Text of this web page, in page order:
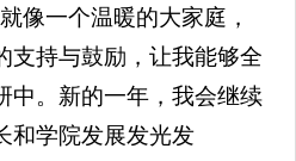
像一个温暖的大家庭，
支持与鼓励，让我能够全
中。新的一年，我会继续
和学院发展发光发